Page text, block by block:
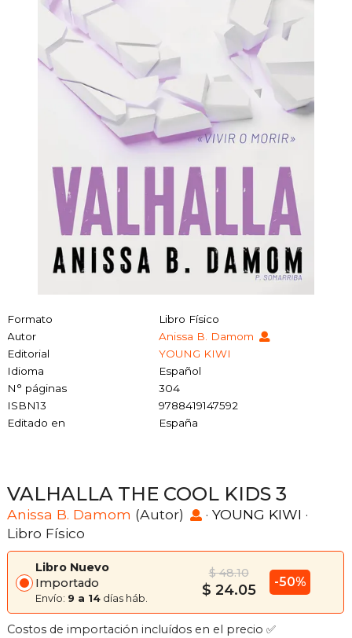
Formato
Libro Físico
Autor
Anissa B. Damom
Editorial
YOUNG KIWI
Idioma
Español
N° páginas
304
ISBN13
9788419147592
Editado en
España
VALHALLA THE COOL KIDS 3
Anissa B. Damom (Autor) · YOUNG KIWI ·
Libro Físico
Libro Nuevo
Importado
Envío: 9 a 14 días háb.
$ 48.10
$ 24.05 -50%
Costos de importación incluídos en el precio ✅